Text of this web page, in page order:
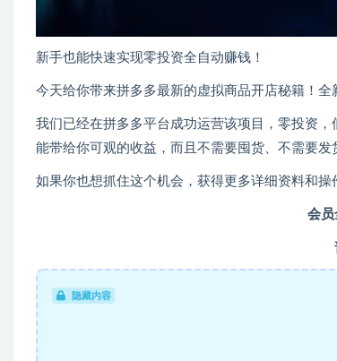
新手也能快速实现零投资全自动赚钱！
今天给你带来拼多多最新的虚拟商品开店秘籍！
我们已经在拼多多平台成功运营该项目，零投资
能带给你可观的收益，而且不需要囤货、不需要发
如果你也想抓住这个机会，获得更多详细资料和
会员
隐藏内容